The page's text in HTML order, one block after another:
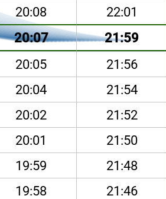
20:08
22:01
20:07
21:59
20:05
21:56
20:04
21:54
20:02
21:52
20:01
21:50
19:59
21:48
19:58
21:46